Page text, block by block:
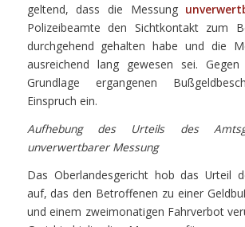
geltend, dass die Messung
Polizeibeamte den Sichtkontakt zum
durchgehend gehalten habe und die
ausreichend lang gewesen sei.
Grundlage ergangenen
Einspruch ein.
Aufhebung des Urteils des
unverwertbarer Messung
Das Oberlandesgericht hob das Urteil
auf, das den Betroffenen zu einer
und einem zweimonatigen Fahrverbot